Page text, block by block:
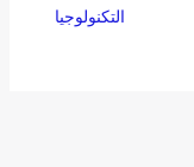
التكنولوجيا